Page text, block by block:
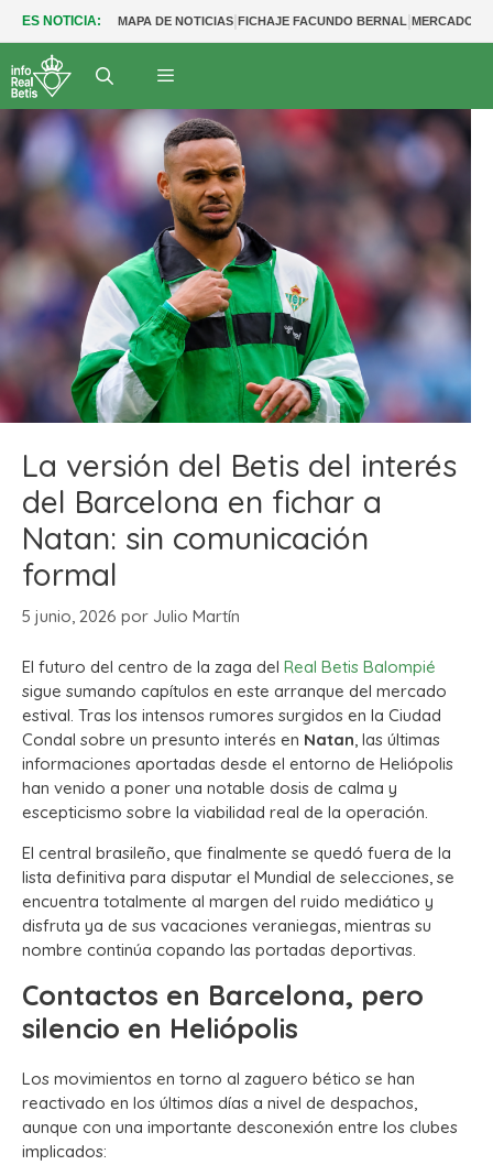
ES NOTICIA: MAPA DE NOTICIAS|FICHAJE FACUNDO BERNAL|MERCADO
La versión del Betis del interés
del Barcelona en fichar a
Natan: sin comunicación
formal
5 junio, 2026 por Julio Martín
El futuro del centro de la zaga del Real Betis Balompié
sigue sumando capítulos en este arranque del mercado
estival. Tras los intensos rumores surgidos en la Ciudad
Condal sobre un presunto interés en Natan, las últimas
informaciones aportadas desde el entorno de Heliópolis
han venido a poner una notable dosis de calma y
escepticismo sobre la viabilidad real de la operación.
El central brasileño, que finalmente se quedó fuera de la
lista definitiva para disputar el Mundial de selecciones, se
encuentra totalmente al margen del ruido mediático y
disfruta ya de sus vacaciones veraniegas, mientras su
nombre continúa copando las portadas deportivas.
Contactos en Barcelona, pero
silencio en Heliópolis
Los movimientos en torno al zaguero bético se han
reactivado en los últimos días a nivel de despachos,
aunque con una importante desconexión entre los clubes
implicados: